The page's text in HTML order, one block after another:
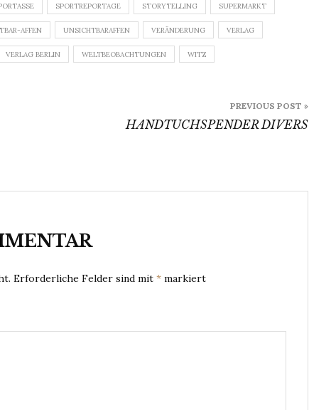
SPORTREPORTAGE STORYTELLING SUPERMARKT
AFFEN UNSICHTBARAFFEN VERÄNDERUNG VERLAG
VERLAG BERLIN WELTBEOBACHTUNGEN WITZ
PREVIOUS POST »
HANDTUCHSPENDER DIVERS
Erforderliche Felder sind mit * markiert